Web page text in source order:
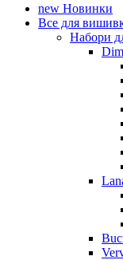
new Новинки
Все для
Набори